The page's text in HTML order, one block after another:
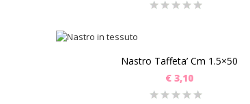
Nastro Taffeta’ Cm 1.5×50
€3,10